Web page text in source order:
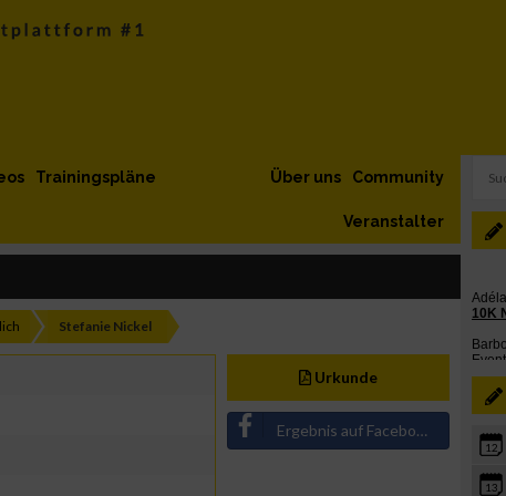
Trainingspläne Community
Über uns
Veranstalter
Stefanie Nickel
Urkunde
Ergebnis auf Facebook teilen
12
13